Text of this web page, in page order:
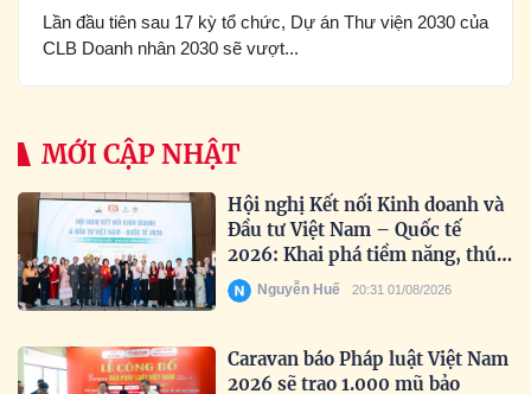
Lần đầu tiên sau 17 kỳ tổ chức, Dự án Thư viện 2030 của
CLB Doanh nhân 2030 sẽ vượt...
MỚI CẬP NHẬT
Hội nghị Kết nối Kinh doanh và
Đầu tư Việt Nam – Quốc tế
2026: Khai phá tiềm năng, thúc
đẩy hợp tác toàn cầu
Nguyễn Huế 20:31 01/08/2026
Caravan báo Pháp luật Việt Nam
2026 sẽ trao 1.000 mũ bảo